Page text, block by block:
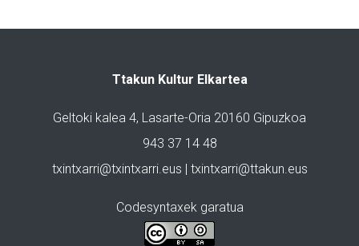
Ttakun Kultur Elkartea
Geltoki kalea 4, Lasarte-Oria 20160 Gipuzkoa
943 37 14 48
txintxarri@txintxarri.eus | txintxarri@ttakun.eus
Codesyntaxek garatua